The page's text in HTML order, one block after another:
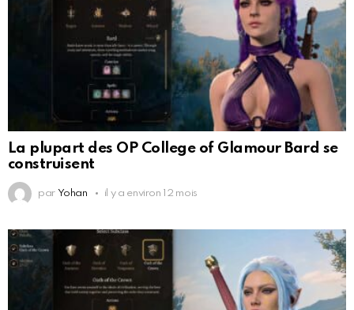
La plupart des OP College of Glamour Bard se
construisent
par Yohan il y a environ 12 mois